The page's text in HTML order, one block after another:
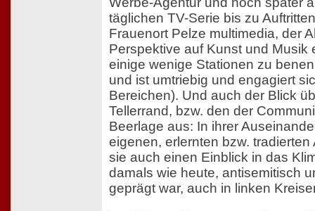
täglichen TV-Serie bis zu
Frauenort Pelze multimedia, der
Perspektive auf Kunst und Musik
einige wenige Stationen zu
und ist umtriebig und engagiert
Bereichen). Und auch der Blick
Tellerrand, bzw. den der
Beerlage aus: In ihrer
eigenen, erlernten bzw.
sie auch einen Einblick in das
damals wie heute, antisemitisch
geprägt war, auch in linken